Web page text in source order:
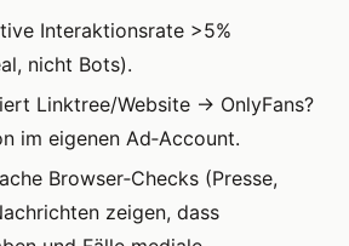
Interaktionsrate >5%
nicht Bots).
Linktree/Website → OnlyFans?
im eigenen Ad‑Account.
Browser‑Checks (Presse,
zeigen, dass